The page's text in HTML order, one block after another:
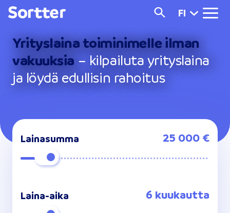
FI
Yrityslaina toiminimelle ilman
vakuuksia – kilpailuta yrityslaina
ja löydä edullisin rahoitus
Lainasumma 25 000 €
Laina-aika 6 kuukautta